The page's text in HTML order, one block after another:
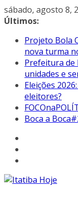
Pular
para
conteúdo
sábado, agosto 8,
Últimos:
Projeto Bola
nova turma
Prefeitura de
unidades e
Eleições
eleitores?
Boca a